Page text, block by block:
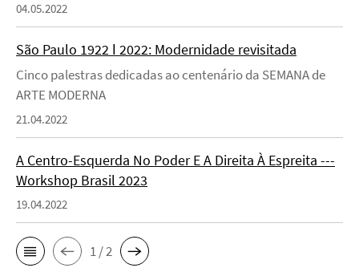
04.05.2022
São Paulo 1922 ǀ 2022: Modernidade revisitada
Cinco palestras dedicadas ao centenário da SEMANA de
ARTE MODERNA
21.04.2022
A Centro-Esquerda No Poder E A Direita À Espreita ---
Workshop Brasil 2023
19.04.2022
1 / 2